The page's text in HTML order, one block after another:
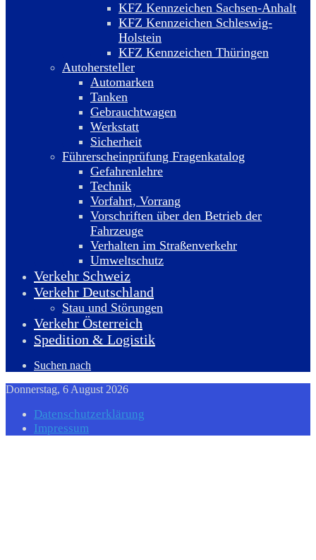
KFZ Kennzeichen Sachsen-Anhalt
KFZ Kennzeichen Schleswig-
Holstein
KFZ Kennzeichen Thüringen
Autohersteller
Automarken
Tanken
Gebrauchtwagen
Werkstatt
Sicherheit
Führerscheinprüfung Fragenkatalog
Gefahrenlehre
Technik
Vorfahrt, Vorrang
Vorschriften über den Betrieb der
Fahrzeuge
Verhalten im Straßenverkehr
Umweltschutz
Verkehr Schweiz
Verkehr Deutschland
Stau und Störungen
Verkehr Österreich
Spedition & Logistik
Suchen nach
Donnerstag, 6 August 2026
Datenschutzerklärung
Impressum